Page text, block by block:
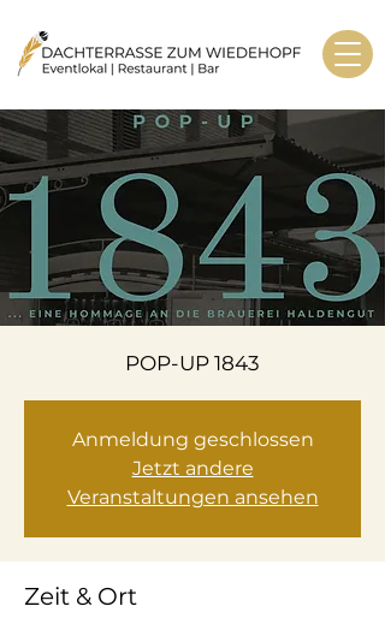
POP-UP 1843
Anmeldung geschlossen
Jetzt andere
Veranstaltungen ansehen
Zeit & Ort